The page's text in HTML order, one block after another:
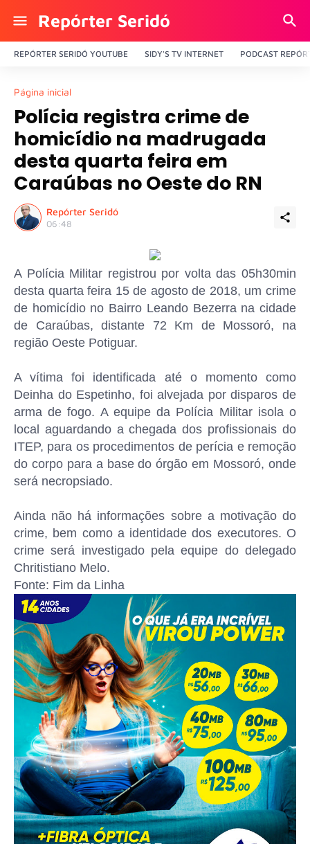
Repórter Seridó
REPÓRTER SERIDÓ YOUTUBE SIDY'S TV INTERNET PODCAST
Página inicial
Polícia registra crime de
homicídio na madrugada
desta quarta feira em
Caraúbas no Oeste do RN
Repórter Seridó
06:48
A Polícia Militar registrou por volta das 05h30min
desta quarta feira 15 de agosto de 2018, um crime
de homicídio no Bairro Leando Bezerra na cidade
de Caraúbas, distante 72 Km de Mossoró, na
região Oeste Potiguar.
A vítima foi identificada até o momento como
Deinha do Espetinho, foi alvejada por disparos de
arma de fogo. A equipe da Polícia Militar isola o
local aguardando a chegada dos profissionais do
ITEP, para os procedimentos de perícia e remoção
do corpo para a base do órgão em Mossoró, onde
será necropsiado.
Ainda não há informações sobre a motivação do
crime, bem como a identidade dos executores. O
crime será investigado pela equipe do delegado
Chritistiano Melo.
Fonte: Fim da Linha